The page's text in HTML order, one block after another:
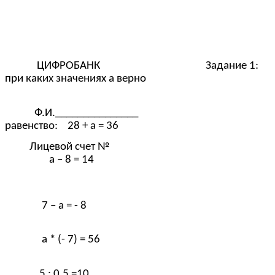
ЦИФРОБАНК Задание 1:
при каких значениях а верно
Ф.И._______________
равенство: 28 + а = 36
Лицевой счет №
а – 8 = 14
7 – а = - 8
а * (- 7) = 56